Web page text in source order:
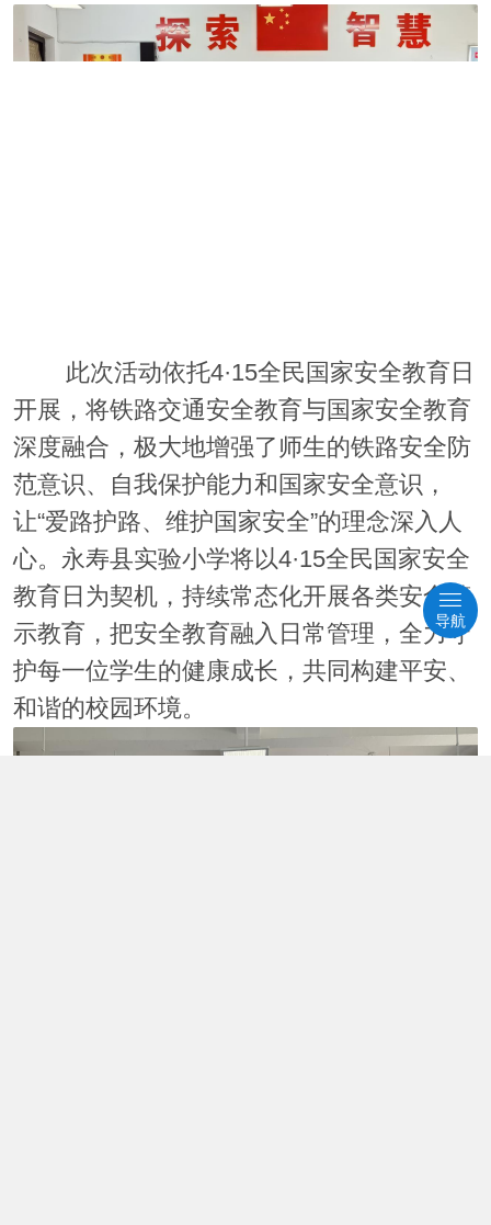
此次活动依托4·15全民国家安全教育日
开展，将铁路交通安全教育与国家安全教育
深度融合，极大地增强了师生的铁路安全防
范意识、自我保护能力和国家安全意识，
让“爱路护路、维护国家安全”的理念深入人
心。永寿县实验小学将以4·15全民国家安全
教育日为契机，持续常态化开展各类安全警
示教育，把安全教育融入日常管理，全力守
护每一位学生的健康成长，共同构建平安、
和谐的校园环境。
导航